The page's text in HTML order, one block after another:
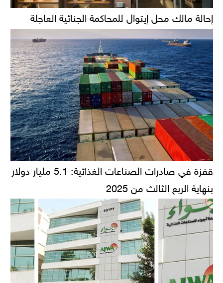
إحالة مالك محل إيتوال للمحاكمة الجنائية العاجلة
قفزة في صادرات الصناعات الغذائية: 5.1 مليار دولار
بنهاية الربع الثالث من 2025